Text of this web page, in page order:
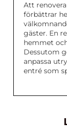
Att
förbättrar
gäster. En
hemmet
Dessutom
anpassa
entré som